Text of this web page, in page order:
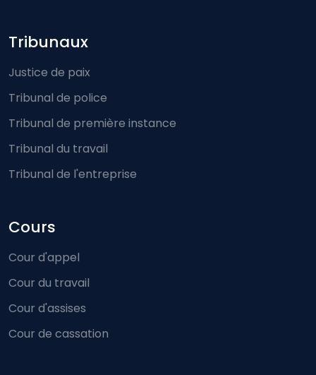
Footer-menu
Tribunaux
Justice de paix
Tribunal de police
Tribunal de première instance
Tribunal du travail
Tribunal de l'entreprise
Cours
Cour d'appel
Cour du travail
Cour d'assises
Cour de cassation